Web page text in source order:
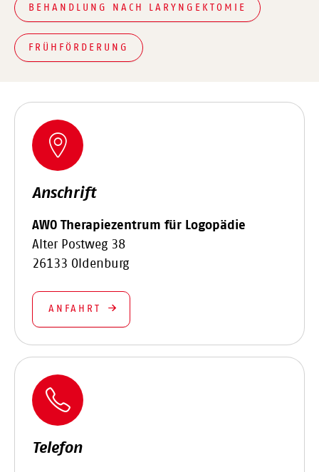
BEHANDLUNG NACH LARYNGEKTOMIE
FRÜHFÖRDERUNG
Anschrift
AWO Therapiezentrum für Logopädie
Alter Postweg 38
26133 Oldenburg
ANFAHRT
Telefon